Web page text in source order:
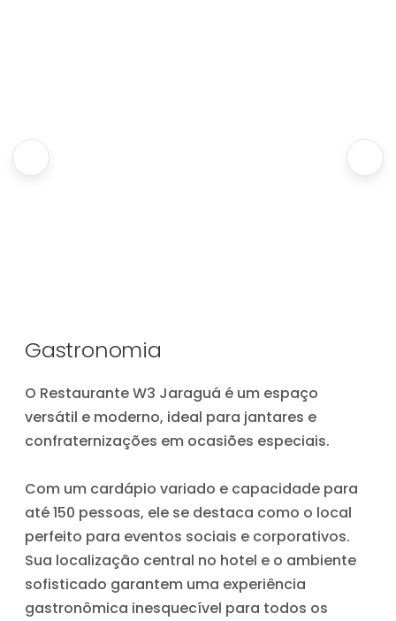
Gastronomia
O Restaurante W3 Jaraguá é um espaço
versátil e moderno, ideal para jantares e
confraternizações em ocasiões especiais.
Com um cardápio variado e capacidade para
até 150 pessoas, ele se destaca como o local
perfeito para eventos sociais e corporativos.
Sua localização central no hotel e o ambiente
sofisticado garantem uma experiência
gastronômica inesquecível para todos os